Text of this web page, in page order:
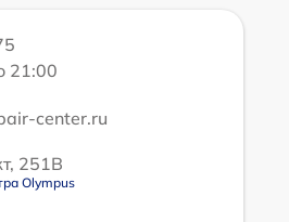
21:00
center.ru
251В
Olympus